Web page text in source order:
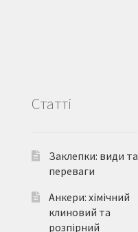
Статті
Заклепки: види та
переваги
Анкери: хімічний
клиновий та
розпірний